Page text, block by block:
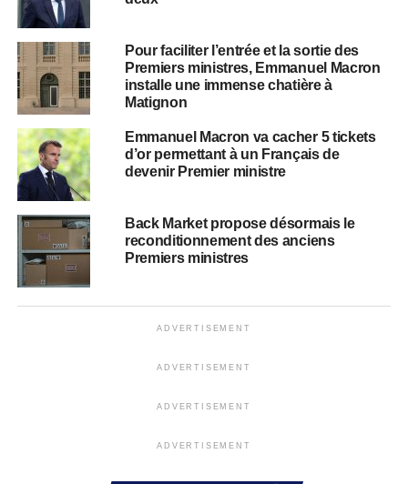
Pour faciliter l’entrée et la sortie des
Premiers ministres, Emmanuel Macron
installe une immense chatière à
Matignon
Emmanuel Macron va cacher 5 tickets
d’or permettant à un Français de
devenir Premier ministre
Back Market propose désormais le
reconditionnement des anciens
Premiers ministres
ADVERTISEMENT
ADVERTISEMENT
ADVERTISEMENT
ADVERTISEMENT